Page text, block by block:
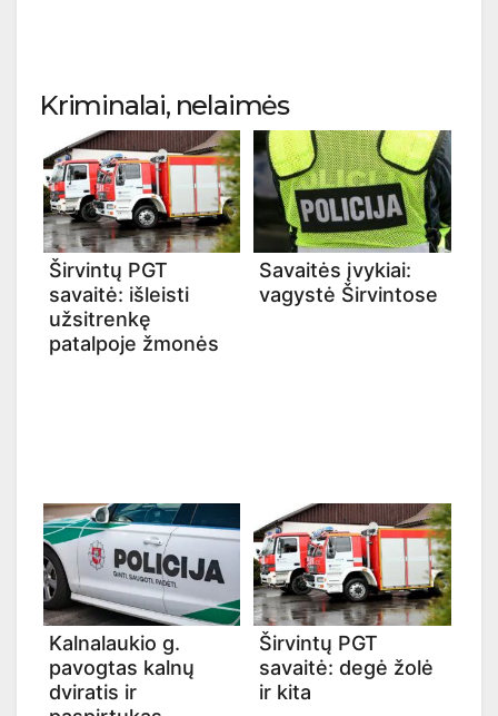
Kriminalai, nelaimės
Širvintų PGT
savaitė: išleisti
užsitrenkę
patalpoje žmonės
Savaitės įvykiai:
vagystė Širvintose
Kalnalaukio g.
pavogtas kalnų
dviratis ir
Širvintų PGT
savaitė: degė žolė
ir kita